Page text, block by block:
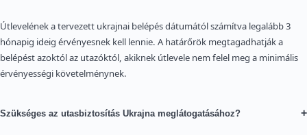
Útlevelének a tervezett ukrajnai belépés dátumától számítva legalább 3
hónapig ideig érvényesnek kell lennie. A határőrök megtagadhatják a
belépést azoktól az utazóktól, akiknek útlevele nem felel meg a minimális
érvényességi követelménynek.
Szükséges az utasbiztosítás Ukrajna meglátogatásához? +